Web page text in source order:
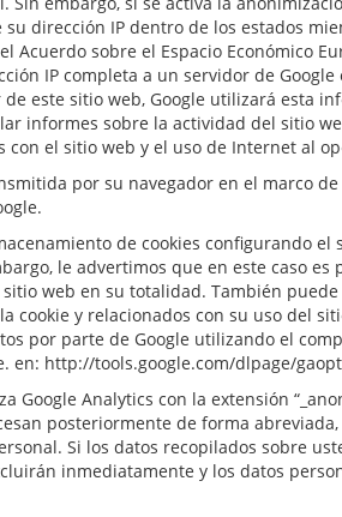
dirección IP dentro de los estados
Acuerdo sobre el Espacio Económico
IP completa a un servidor de Google
este sitio web, Google utilizará esta
informes sobre la actividad del sitio
con el sitio web y el uso de Internet al
por su navegador en el marco
de cookies configurando el
le advertimos que en este caso
web en su totalidad. También
cookie y relacionados con su uso del
por parte de Google utilizando el
en: http://tools.google.com/dlpage/
Google Analytics con la extensión
posteriormente de forma
Si los datos recopilados sobre
inmediatamente y los datos